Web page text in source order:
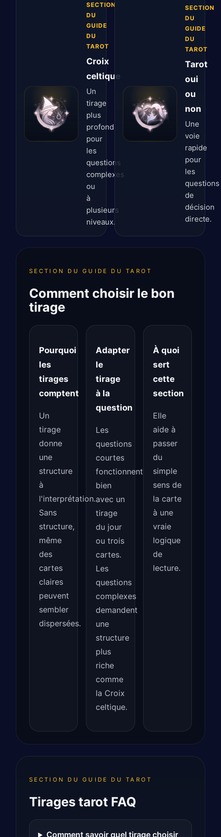
SECTION
DU
GUIDE
DU
TAROT
Croix
celtique
Un
tirage
plus
profond
pour
les
questions
complexes
ou
à
plusieurs
niveaux.
SECTION
DU
GUIDE
DU
TAROT
Tarot
oui
ou
non
Une
voie
rapide
pour
les
questions
de
décision
directe.
SECTION DU GUIDE DU TAROT
Comment choisir le bon
tirage
Pourquoi
les
tirages
comptent
Un
tirage
donne
une
structure
à
l'interprétation.
Sans
structure,
même
des
cartes
claires
peuvent
sembler
dispersées.
Adapter
le
tirage
à la
question
Les
questions
courtes
fonctionnent
bien
avec un
tirage
du jour
ou trois
cartes.
Les
questions
complexes
demandent
une
structure
plus
riche
comme
la Croix
celtique.
À quoi
sert
cette
section
Elle
aide à
passer
du
simple
sens de
la carte
à une
vraie
logique
de
lecture.
SECTION DU GUIDE DU TAROT
Tirages tarot FAQ
Comment savoir quel tirage choisir